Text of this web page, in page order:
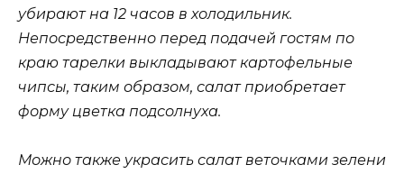
убирают на 12 часов в холодильник.
Непосредственно перед подачей гостям по
краю тарелки выкладывают картофельные
чипсы, таким образом, салат приобретает
форму цветка подсолнуха.
Можно также украсить салат веточками зелени